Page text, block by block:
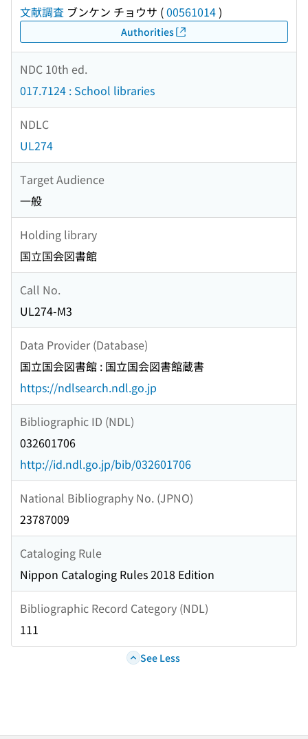
文献調査 ブンケン チョウサ (00561014)
Authorities
NDC 10th ed.
017.7124 : School libraries
NDLC
UL274
Target Audience
一般
Holding library
国立国会図書館
Call No.
UL274-M3
Data Provider (Database)
国立国会図書館 : 国立国会図書館蔵書
https://ndlsearch.ndl.go.jp
Bibliographic ID (NDL)
032601706
http://id.ndl.go.jp/bib/032601706
National Bibliography No. (JPNO)
23787009
Cataloging Rule
Nippon Cataloging Rules 2018 Edition
Bibliographic Record Category (NDL)
111
See Less